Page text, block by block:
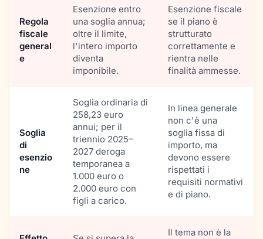
Regola
fiscale
general
e
Esenzione entro
una soglia annua;
oltre il limite,
l'intero importo
diventa
imponibile.
Esenzione fiscale
se il piano è
strutturato
correttamente e
rientra nelle
finalità ammesse.
Soglia
di
esenzio
ne
Soglia ordinaria di
258,23 euro
annui; per il
triennio 2025–
2027 deroga
temporanea a
1.000 euro o
2.000 euro con
figli a carico.
In linea generale
non c'è una
soglia fissa di
importo, ma
devono essere
rispettati i
requisiti normativi
e di piano.
Il tema non è la